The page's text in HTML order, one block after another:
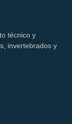
técnico y
invertebrados y